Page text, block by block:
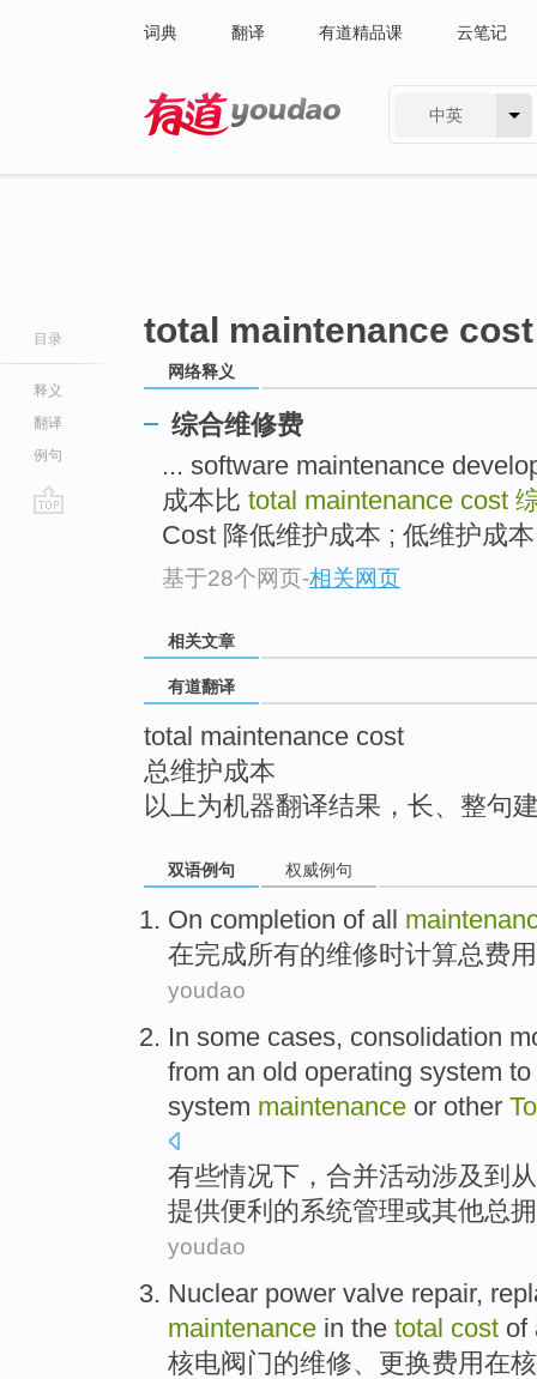
词典 翻译 有道精品课 云笔记
中英
目录
释义
翻译
例句
total maintenance cost
网络释义
综合维修费
... software maintenance
成本比 total maintenance cost
Cost 降低维护成本 ; 低维护成
基于28个网页-相关网页
相关文章
有道翻译
total maintenance cost
总维护成本
以上为机器翻译结果，长、整句
双语例句 权威例句
On completion of all
在完成所有的维修时计算总费用
youdao
In some cases, consolidation
from an old operating system to
system maintenance or other
有些情况下 ， 合并活动涉及到 从
提供便利 的系统管理或其他总
youdao
Nuclear power valve repair,
maintenance in the total cost of
核电阀门的维修、 更换费用在